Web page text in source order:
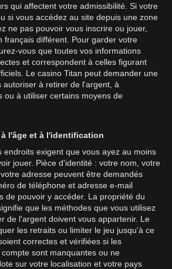
qui affectent votre admissibilité. Si votre
si vous accédez au site depuis une zone
ne pas pouvoir vous inscrire ou jouer,
français différent. Pour garder votre
vous que toutes vos informations
et correspondent à celles figurant
Le casino Titan peut demander une
autoriser à retirer de l'argent, à
ou à utiliser certains moyens de
l'âge et à l'identification
exigent que vous ayez au moins
jouer. Pièce d'identité : votre nom, votre
adresse peuvent être demandés
de téléphone et adresse e-mail
de pouvoir y accéder. La propriété du
que les méthodes que vous utilisez
de l'argent doivent vous appartenir. Le
les retraits ou limiter le jeu jusqu'à ce
correctes et vérifiées si les
sont manquantes ou ne
sur votre localisation et votre pays